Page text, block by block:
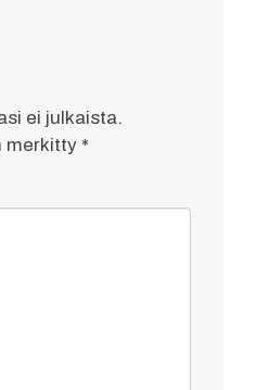
ei julkaista.
merkitty *